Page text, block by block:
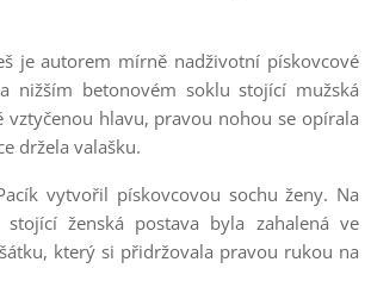
je autorem mírně nadživotní pískovcové
nižším betonovém soklu stojící mužská
vztyčenou hlavu, pravou nohou se opírala
držela valašku.
vytvořil pískovcovou sochu ženy. Na
ženská postava byla zahalená ve
který si přidržovala pravou rukou na